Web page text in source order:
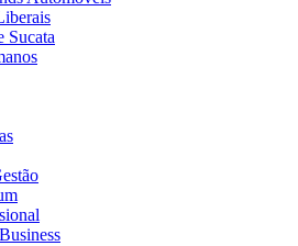
Sucata